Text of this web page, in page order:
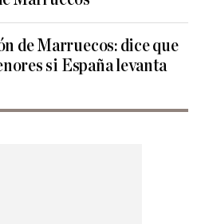
de Marruecos: dice que
si España levanta